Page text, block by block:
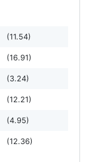
(11.54)
(16.91)
(3.24)
(12.21)
(4.95)
(12.36)